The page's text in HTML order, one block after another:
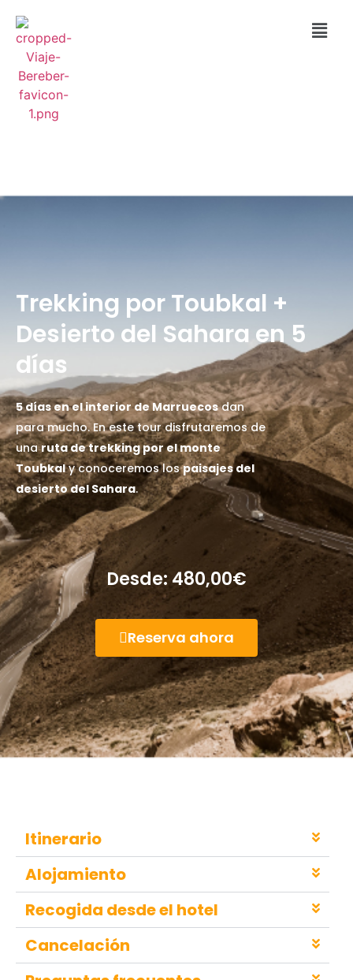
Trekking por Toubkal +
Desierto del Sahara en 5
días
5 días en el interior de Marruecosdan
para mucho. En este tour disfrutaremos de
unaruta de trekking por el monte
Toubkaly conoceremos lospaisajes del
desierto del Sahara.
Desde: 480,00€
Reserva ahora
Itinerario
Alojamiento
Recogida desde el hotel
Cancelación